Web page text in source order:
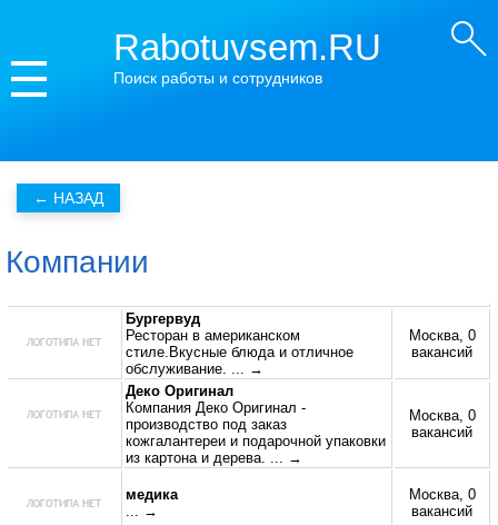
Rabotuvsem.RU
Поиск работы и сотрудников
Компании
Бургервуд
Ресторан в американском
стиле.Вкусные блюда и отличное
обслуживание.
... →
Москва, 0
вакансий
Деко Оригинал
Компания Деко Оригинал -
производство под заказ
кожгалантереи и подарочной упаковки
из картона и дерева.
... →
Москва, 0
вакансий
медика
... →
Москва, 0
вакансий